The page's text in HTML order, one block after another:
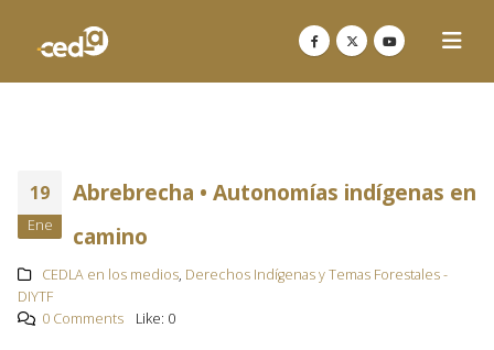
19
Ene
Abrebrecha • Autonomías indígenas en
camino
CEDLA en los medios, Derechos Indígenas y Temas Forestales -
DIYTF
0 Comments
Like: 0